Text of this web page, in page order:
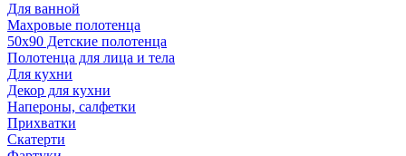
Для ванной
Махровые полотенца
50х90 Детские полотенца
Полотенца для лица и тела
Для кухни
Декор для кухни
Напероны, салфетки
Прихватки
Скатерти